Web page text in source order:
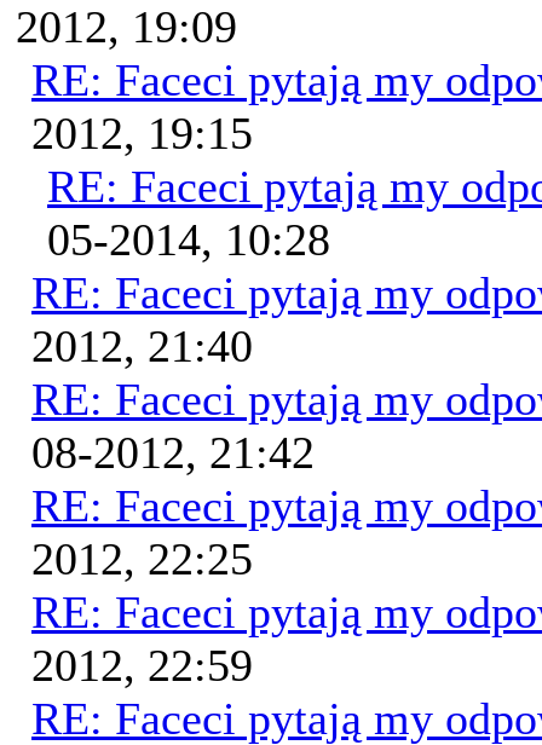
2012, 19:09
RE: Faceci pytają my
2012, 19:15
RE: Faceci pytają my
05-2014, 10:28
RE: Faceci pytają my
2012, 21:40
RE: Faceci pytają my
08-2012, 21:42
RE: Faceci pytają my
2012, 22:25
RE: Faceci pytają my
2012, 22:59
RE: Faceci pytają my